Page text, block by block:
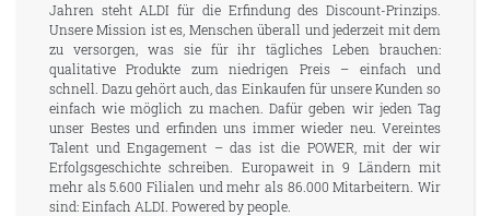
Jahren steht ALDI für die Erfindung des Discount-Prinzips.
Unsere Mission ist es, Menschen überall und jederzeit mit dem
zu versorgen, was sie für ihr tägliches Leben brauchen:
qualitative Produkte zum niedrigen Preis – einfach und
schnell. Dazu gehört auch, das Einkaufen für unsere Kunden so
einfach wie möglich zu machen. Dafür geben wir jeden Tag
unser Bestes und erfinden uns immer wieder neu. Vereintes
Talent und Engagement – das ist die POWER, mit der wir
Erfolgsgeschichte schreiben. Europaweit in 9 Ländern mit
mehr als 5.600 Filialen und mehr als 86.000 Mitarbeitern. Wir
sind: Einfach ALDI. Powered by people.